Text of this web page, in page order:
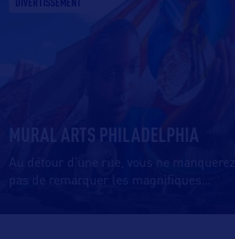
MURAL ARTS PHILADELPHIA
Au détour d’une rue, vous ne manquerez
pas de remarquer les magnifiques